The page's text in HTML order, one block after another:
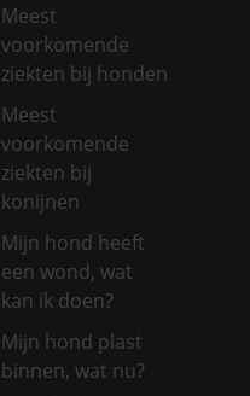
Meest
voorkomende
ziekten bij honden
Meest
voorkomende
ziekten bij
konijnen
Mijn hond heeft
een wond, wat
kan ik doen?
Mijn hond plast
binnen, wat nu?